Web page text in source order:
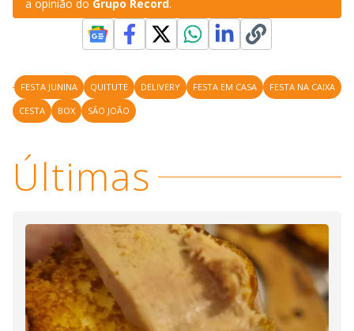
a opinião do Grupo Record.
FESTA JUNINA QUITUTE DELIVERY FESTA EM CASA
FESTA NA CAIXA
CESTA
BOX SÃO JOÃO
Últimas